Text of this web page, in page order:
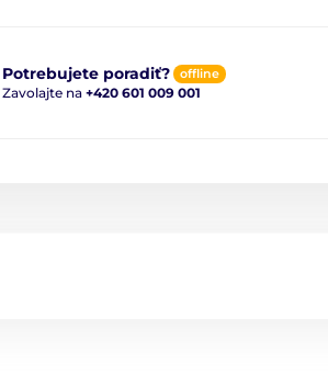
Potrebujete poradiť? offline
Zavolajte na +420 601 009 001